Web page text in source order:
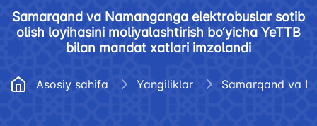
Samarqand va Namanganga elektrobuslar sotib
olish loyihasini moliyalashtirish bo‘yicha YeTTB
bilan mandat xatlari imzolandi
Asosiy sahifa Yangiliklar